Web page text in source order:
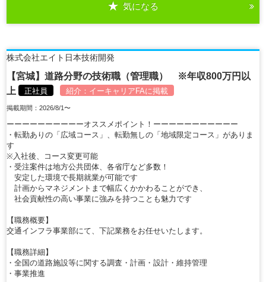
気になる
株式会社エイト日本技術開発
【宮城】道路分野の技術職（管理職） ※年収800万円以
上
正社員 紹介： イーキャリアFAに掲載
掲載期間：2026/8/1〜
ーーーーーーーーーーオススメポイント！ーーーーーーーーーーー
・転勤ありの「広域コース」、転勤無しの「地域限定コース」がありま
す
※入社後、コース変更可能
・受注案件は地方公共団体、各省庁など多数！
安定した環境で長期就業が可能です
計画からマネジメントまで幅広くかかわることができ、
社会貢献性の高い事業に強みを持つことも魅力です
【職務概要】
交通インフラ事業部にて、下記業務をお任せいたします。
【職務詳細】
・全国の道路施設等に関する調査・計画・設計・維持管理
・事業推進